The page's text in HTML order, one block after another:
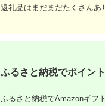
【ふるさと納税】 い
わて短角和牛 ハンバ
【ふ
の駅
返礼品はまだまだたくさんあ
ふるさと納税でポイン
ふるさと納税でAmazonギフ